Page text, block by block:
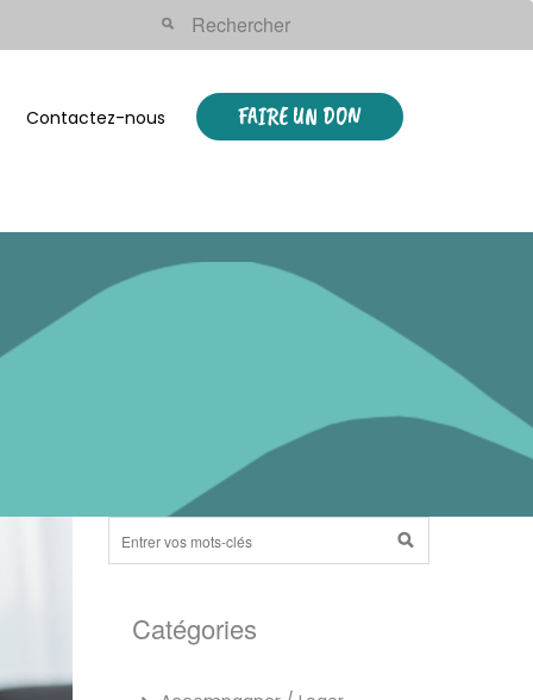
FAIRE UN DON
Contactez-nous
Catégories